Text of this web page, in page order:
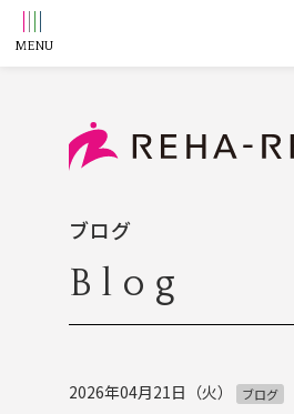
ブログ
Blog
2026年04月21日（火） ブログ